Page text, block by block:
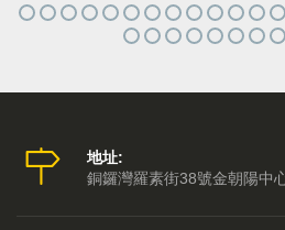
地址:
銅鑼灣羅素街38號金朝陽中